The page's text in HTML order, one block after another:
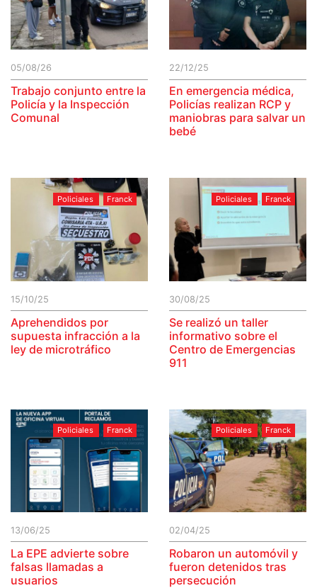
05/08/26
Trabajo conjunto entre la
Policía y la Inspección
Comunal
22/12/25
En emergencia médica,
Policías realizan RCP y
maniobras para salvar un
bebé
Policiales Franck
15/10/25
Aprehendidos por
supuesta infracción a la
ley de microtráfico
Policiales Franck
30/08/25
Se realizó un taller
informativo sobre el
Centro de Emergencias
911
Policiales Franck
13/06/25
La EPE advierte sobre
falsas llamadas a
usuarios
Policiales Franck
02/04/25
Robaron un automóvil y
fueron detenidos tras
persecución